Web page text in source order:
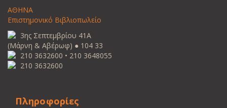
ΑΘΗΝΑ
Επιστημονικό Βιβλιοπωλείο
3ης Σεπτεμβρίου 41Α
(Μάρνη & Αβέρωφ) ● 104 33
210 3632600 • 210 3648055
210 3632600
Πληροφορίες